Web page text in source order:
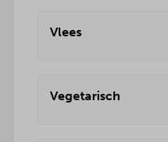
Vlees
Vegetarisch